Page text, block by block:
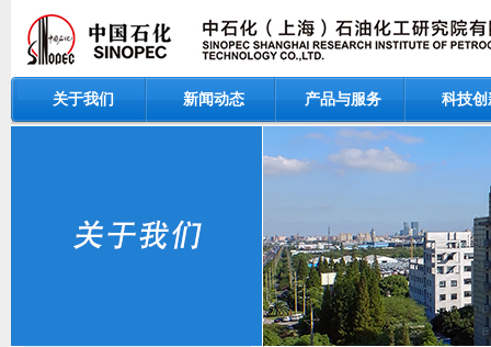
关于我们 新闻动态 产品与服务 科技创